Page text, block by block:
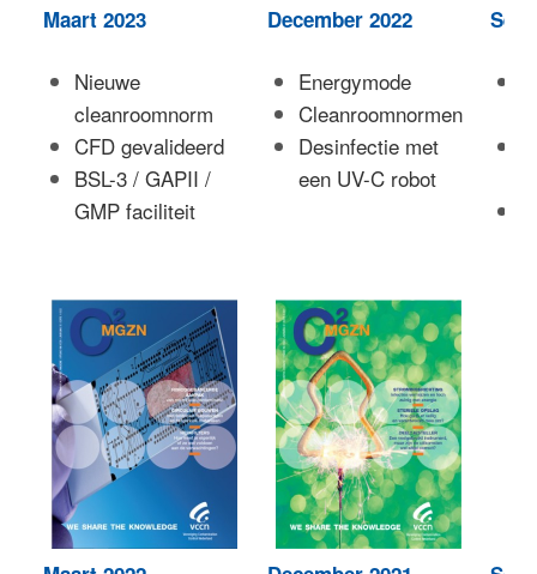
Maart 2023 December 2022
Nieuwe
cleanroomnorm
CFD gevalideerd
BSL-3 / GAPII /
GMP faciliteit
Energymode
Cleanroomnormen
Desinfectie met
een UV-C robot